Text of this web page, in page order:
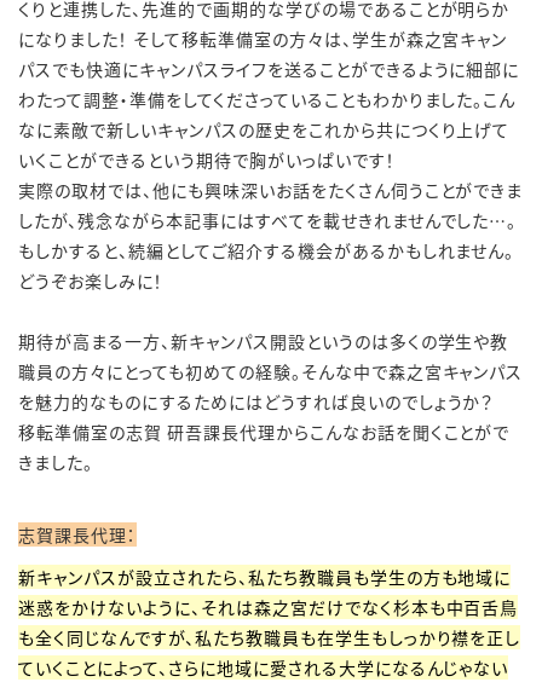
くりと連携した、先進的で画期的な学びの場であることが明らか
になりました！ そして移転準備室の方々は、学生が森之宮キャン
パスでも快適にキャンパスライフを送ることができるように細部に
わたって調整・準備をしてくださっていることもわかりました。こん
なに素敵で新しいキャンパスの歴史をこれから共につくり上げて
いくことができるという期待で胸がいっぱいです！
実際の取材では、他にも興味深いお話をたくさん伺うことができま
したが、残念ながら本記事にはすべてを載せきれませんでした…。
もしかすると、続編としてご紹介する機会があるかもしれません。
どうぞお楽しみに！
期待が高まる一方、新キャンパス開設というのは多くの学生や教
職員の方々にとっても初めての経験。そんな中で森之宮キャンパス
を魅力的なものにするためにはどうすれば良いのでしょうか？
移転準備室の志賀 研吾課長代理からこんなお話を聞くことがで
きました。
志賀課長代理：
新キャンパスが設立されたら、私たち教職員も学生の方も地域に
迷惑をかけないように、それは森之宮だけでなく杉本も中百舌鳥
も全く同じなんですが、私たち教職員も在学生もしっかり襟を正し
ていくことによって、さらに地域に愛される大学になるんじゃない